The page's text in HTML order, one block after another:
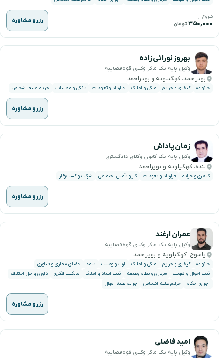
شروع از
۳۵۰,۰۰۰ تومان رزرو مشاوره
بهروز نورائی زاده
وکیل پایه یک مرکز وکلای قوه‌قضاییه
بویراحمد، کهگیلویه و بویراحمد
خانواده کیفری و جرایم ملکی و املاک قرارداد و تعهدات بانکی و مطالبات جرایم علیه اشخاص
رزرو مشاوره
زمان پاداش
وکیل پایه یک کانون وکلای دادگستری
لنده، کهگیلویه و بویراحمد
کیفری و جرایم قرارداد و تعهدات کار و تأمین اجتماعی شرکت و کسب‌وکار
رزرو مشاوره
عمران ارغند
وکیل پایه یک مرکز وکلای قوه‌قضاییه
یاسوج، کهگیلویه و بویراحمد
خانواده کیفری و جرایم ملکی و املاک ارث و وصیت بیمه
فضای مجازی و فناوری
ثبت احوال و هویت
سربازی و نظام وظیفه ثبت اسناد و املاک مالکیت فکری
داوری و حل اختلاف
اجرای احکام
جرایم علیه اشخاص جرایم علیه اموال
رزرو مشاوره
امید فاضلی
وکیل پایه یک مرکز وکلای قوه‌قضاییه